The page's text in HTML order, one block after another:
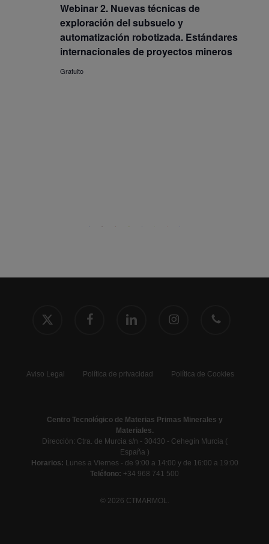
Webinar 2. Nuevas técnicas de
exploración del subsuelo y
automatización robotizada. Estándares
internacionales de proyectos mineros
Gratuito
twitter
Aviso Legal Política de privacidad Política de Cookies
Centro Tecnológico de Materias Primas Minerales y
Materiales.
Dirección: Ctra. de Murcia s/n - 30430 - Cehegín Murcia (
España )
Horarios: Lunes a Viernes - de 9:00 a 14:00 y de 16:00 a 19:00
Teléfono: +34 968 741 500
© 2026 CTMARMOL.